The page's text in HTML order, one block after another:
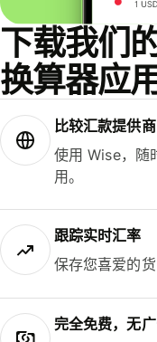
下载我们
换算器应
比较汇款提供商
使用 Wise，随
用。
跟踪实时汇率
保存您喜爱的
完全免费，无